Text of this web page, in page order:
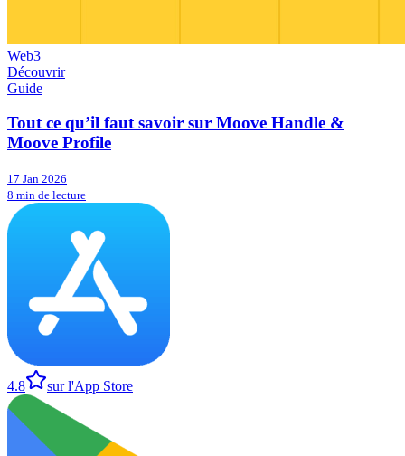
Web3
Découvrir
Guide
Tout ce qu’il faut savoir sur Moove Handle &
Moove Profile
17 Jan 2026
8 min de lecture
4.8 sur l'App Store